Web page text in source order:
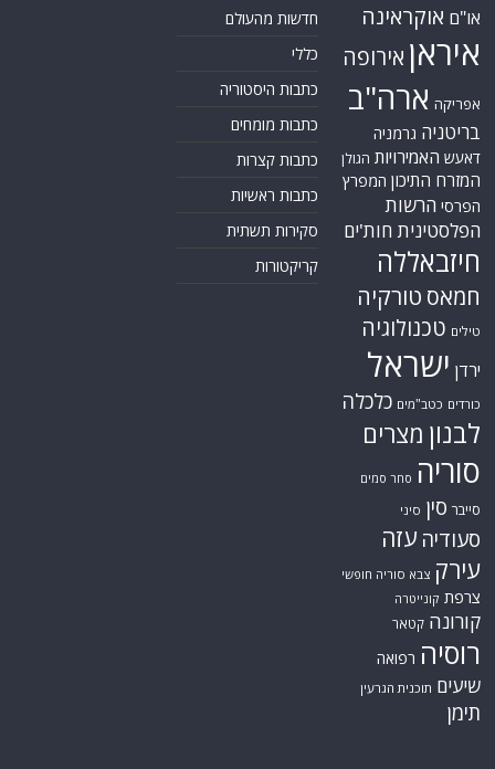
או"ם אוקראינה
איראן אירופה
אפריקה ארה"ב
בריטניה גרמניה
דאעש האמירויות הגולן
המזרח התיכון המפרץ
הפרסי הרשות
הפלסטינית חות'ים
חיזבאללה
חמאס טורקיה
טילים טכנולוגיה
ירדן ישראל
כורדים כטב"מים כלכלה
לבנון מצרים
סוריה סחר סמים
סייבר סין סיני
סעודיה עזה
עירק צבא סוריה חופשי
צרפת קונייטרה
קורונה קטאר
רוסיה רפואה
שיעים תוכנית הגרעין
תימן
חדשות מהעולם
כללי
כתבות היסטוריה
כתבות מומחים
כתבות קצרות
כתבות ראשיות
סקירות תשתית
קריקטורות